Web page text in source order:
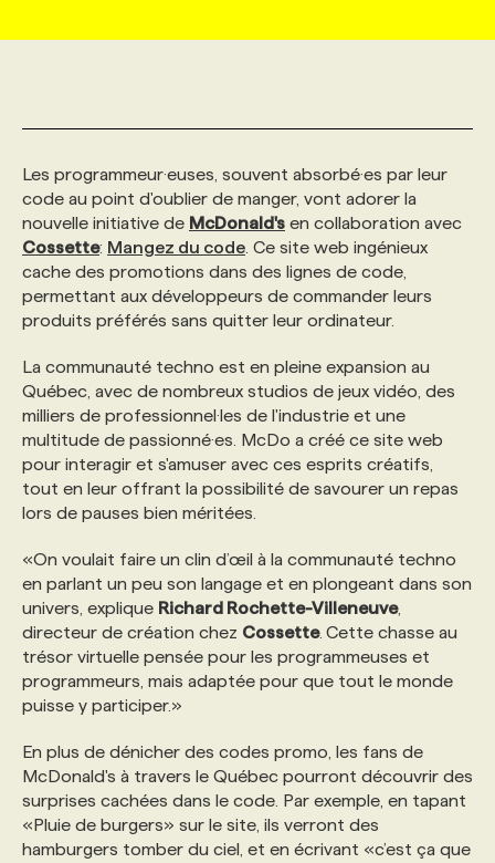
AFFAIRES DE L'INDUSTRIE
INITIATIVES NUMÉRIQUES
PRIX ET DISTINCTIONS
WEB & MÉDIAS SOCIAUX
MARKETING DURABLE
GEO/SEO
NOS AUTEUR‧RICES
INFOLETTRE PUBLICITÉ
ANNONCEZ AVEC NOUS
CONSULTER LA CVTHÈQUE
PROFIL ENTREPRISE
FAQ
VOIR LES OFFRES
PROFIL CANDIDAT
FAQ
ANNONCEZ AVEC NOUS
NOS FORMATIONS EN LIGNE
NOS PARCOURS DE FORMATIONS
FORMATIONS PERSONNALISÉES
POURQUOI CHOISIR NOS FORMATIONS
NOS TARIFS
FAQ
ANNONCEZ AVEC NOUS
CHASSE DE TÊTE
SERVICE DE CHASSE DE TÊTE
NOS TARIFS
FAQ
ANNONCEZ AVEC NOUS
Les programmeur·euses, souvent absorbé·es par leur
code au point d'oublier de manger, vont adorer la
nouvelle initiative de McDonald's en collaboration avec
Cossette: Mangez du code . Ce site web ingénieux
cache des promotions dans des lignes de code,
permettant aux développeurs de commander leurs
produits préférés sans quitter leur ordinateur.
La communauté techno est en pleine expansion au
Québec, avec de nombreux studios de jeux vidéo, des
milliers de professionnel·les de l'industrie et une
multitude de passionné·es. McDo a créé ce site web
pour interagir et s'amuser avec ces esprits créatifs,
tout en leur offrant la possibilité de savourer un repas
lors de pauses bien méritées.
«On voulait faire un clin d’œil à la communauté techno
en parlant un peu son langage et en plongeant dans son
univers, explique Richard Rochette-Villeneuve,
directeur de création chez Cossette. Cette chasse au
trésor virtuelle pensée pour les programmeuses et
programmeurs, mais adaptée pour que tout le monde
puisse y participer.»
En plus de dénicher des codes promo, les fans de
McDonald's à travers le Québec pourront découvrir des
surprises cachées dans le code. Par exemple, en tapant
«Pluie de burgers» sur le site, ils verront des
hamburgers tomber du ciel, et en écrivant «c’est ça que